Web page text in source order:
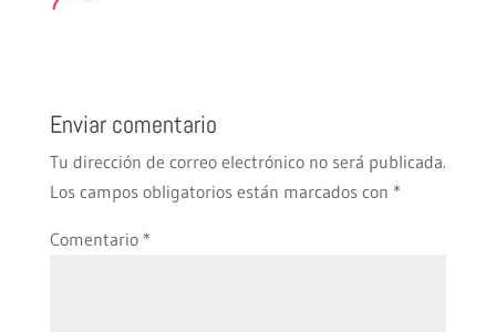
Enviar comentario
Tu dirección de correo electrónico no será publicada.
Los campos obligatorios están marcados con *
Comentario *